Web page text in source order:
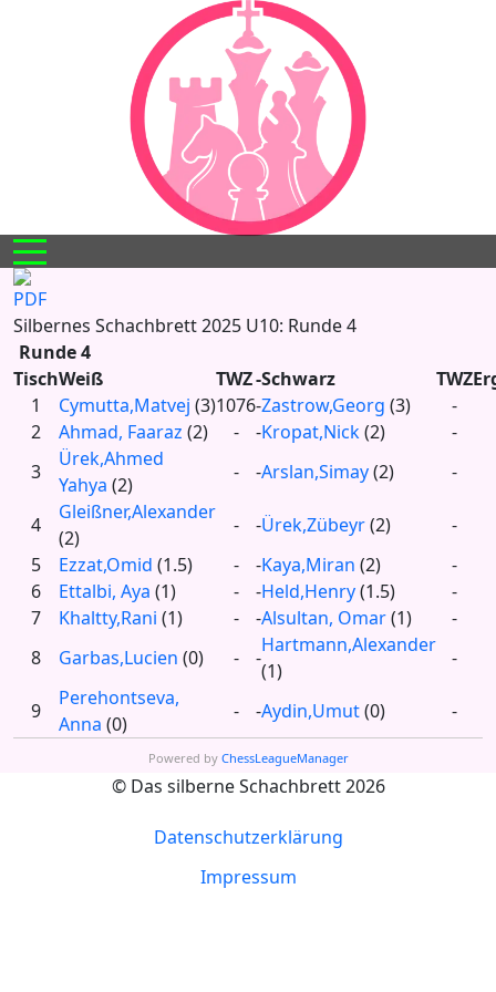
Mobile Menu Toggle
Silbernes Schachbrett 2025 U10: Runde 4
Runde 4
TischWeiß TWZ-Schwarz TWZ
1
Cymutta,Matvej (3)1076-Zastrow,Georg (3)
-
2
Ahmad, Faaraz (2) - -Kropat,Nick(2)
-
3
Ürek,Ahmed
Yahya (2)
- -Arslan,Simay(2) -
4
Gleißner,Alexander
(2)
- -Ürek,Zübeyr(2)
-
5
Ezzat,Omid (1.5) - -Kaya,Miran (2)
-
6
Ettalbi, Aya (1) - -Held,Henry(1.5)
-
7
Khaltty,Rani (1) - -Alsultan, Omar(1)
-
8
Garbas,Lucien (0) - -
Hartmann,Alexander
(1)
-
9
Perehontseva,
Anna (0)
- -Aydin,Umut(0) -
Powered by ChessLeagueManager
© Das silberne Schachbrett 2026
Datenschutzerklärung
Impressum